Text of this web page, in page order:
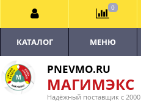
PNEVMO.RU
МАГИМЭКС
Надёжный поставщик с 2000
КАТАЛОГ МЕНЮ
0